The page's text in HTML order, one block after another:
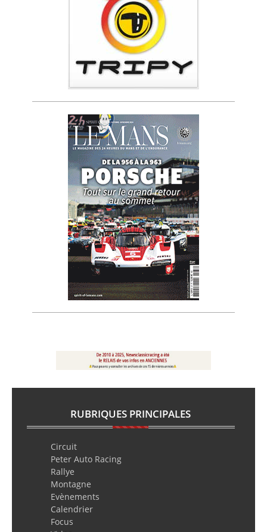
RUBRIQUES PRINCIPALES
Circuit
Peter Auto Racing
Rallye
Montagne
Evènements
Calendrier
Focus